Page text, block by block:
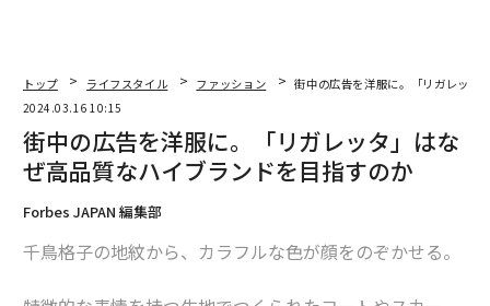
トップ ライフスタイル ファッション
街中の広告を洋服に。「リガレッタ
2024.03.16 10:15
街中の広告を洋服に。「リガレッタ」はな
ぜ高品質なハイブランドを目指すのか
Forbes JAPAN 編集部
千鳥格子の地紋から、カラフルな色が顔をのぞかせる。